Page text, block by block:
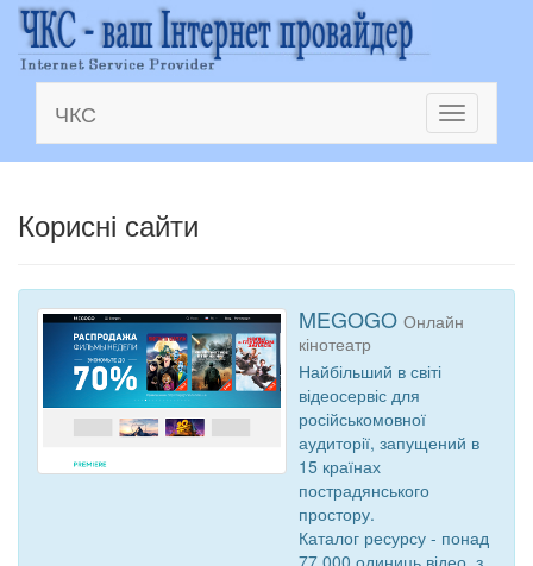
Toggle
navigation
ЧКС
Корисні сайти
MEGOGO Онлайн
кінотеатр
Найбільший в світі
відеосервіс для
російськомовної
аудиторії, запущений в
15 країнах
пострадянського
простору.
Каталог ресурсу - понад
77 000 одиниць відео, з